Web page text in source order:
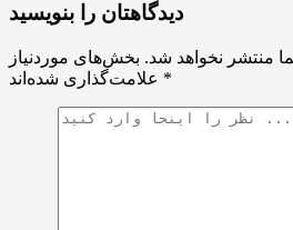
دیدگاهتان را بنویسید
منتشر نخواهد شد. بخش‌های موردنیاز
*